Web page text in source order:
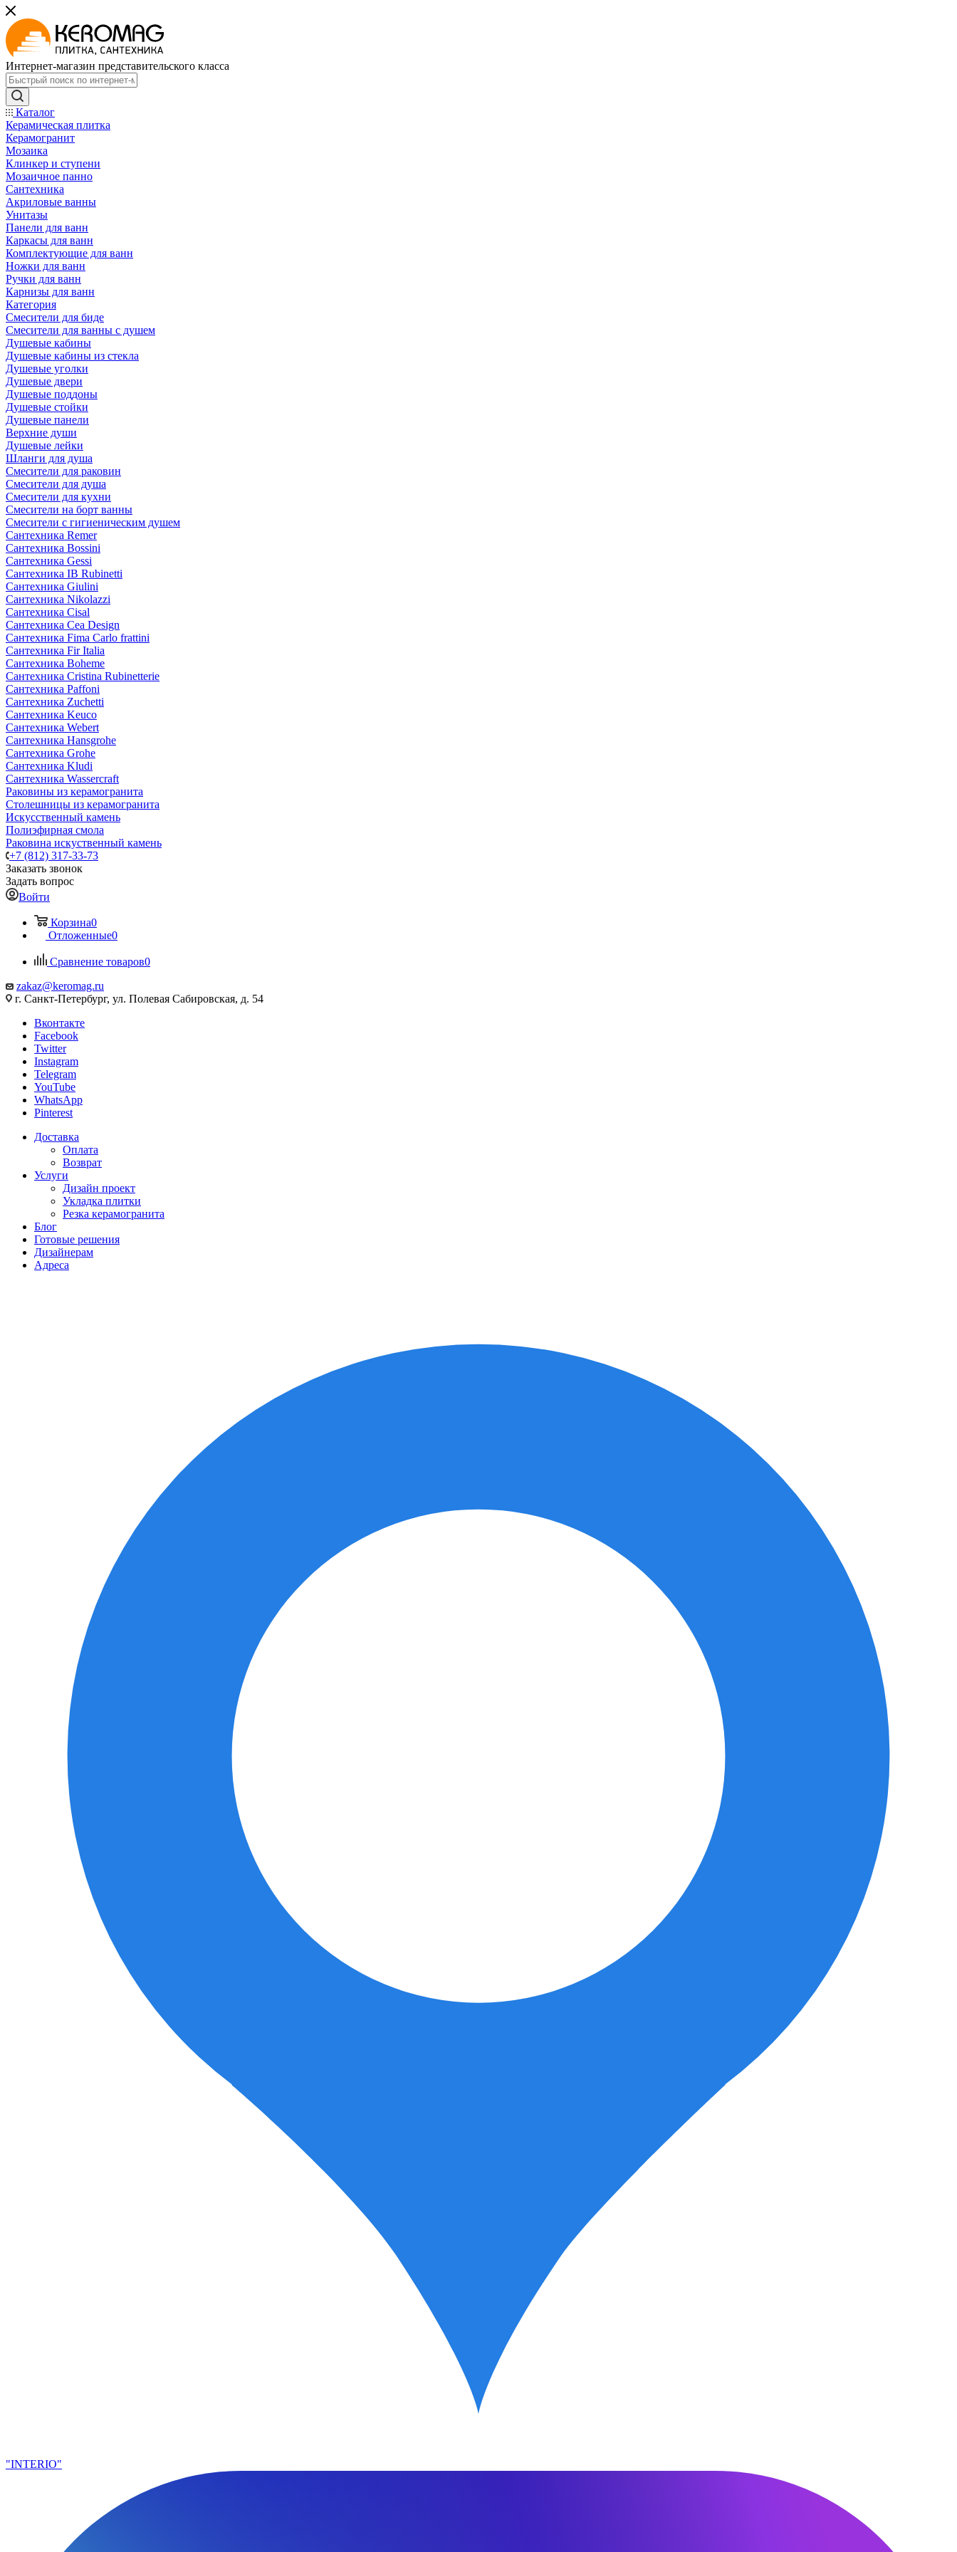
Интернет-магазин представительского класса
Каталог
Керамическая плитка
Керамогранит
Мозаика
Клинкер и ступени
Мозаичное панно
Сантехника
Акриловые ванны
Унитазы
Панели для ванн
Каркасы для ванн
Комплектующие для ванн
Ножки для ванн
Ручки для ванн
Карнизы для ванн
Категория
Смесители для биде
Смесители для ванны с душем
Душевые кабины
Душевые кабины из стекла
Душевые уголки
Душевые двери
Душевые поддоны
Душевые стойки
Душевые панели
Верхние души
Душевые лейки
Шланги для душа
Смесители для раковин
Смесители для душа
Смесители для кухни
Смесители на борт ванны
Смесители с гигиеническим душем
Сантехника Remer
Сантехника Bossini
Сантехника Gessi
Сантехника IB Rubinetti
Сантехника Giulini
Сантехника Nikolazzi
Сантехника Cisal
Сантехника Cea Design
Сантехника Fima Carlo frattini
Сантехника Fir Italia
Сантехника Boheme
Сантехника Cristina Rubinetterie
Сантехника Paffoni
Сантехника Zuchetti
Сантехника Keuco
Сантехника Webert
Сантехника Hansgrohe
Сантехника Grohe
Сантехника Kludi
Сантехника Wassercraft
Раковины из керамогранита
Столешницы из керамогранита
Искусственный камень
Полиэфирная смола
Раковина искуственный камень
+7 (812) 317-33-73
Заказать звонок
Задать вопрос
Войти
Корзина0
Отложенные0
Сравнение товаров0
zakaz@keromag.ru
г. Санкт-Петербург, ул. Полевая Сабировская, д. 54
Вконтакте
Facebook
Twitter
Instagram
Telegram
YouTube
WhatsApp
Pinterest
Доставка
Оплата
Возврат
Услуги
Дизайн проект
Укладка плитки
Резка керамогранита
Блог
Готовые решения
Дизайнерам
Адреса
"INTERIO"